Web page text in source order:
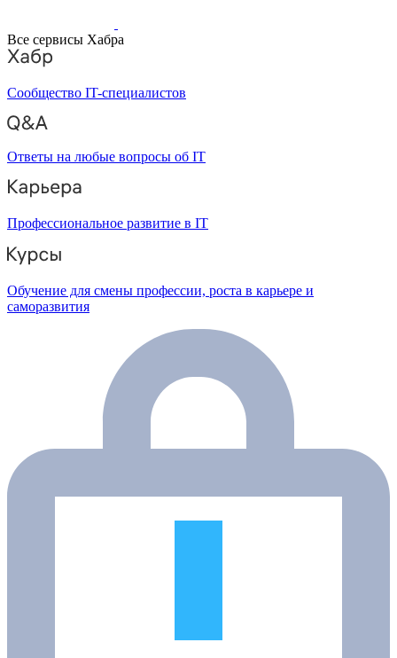
Все сервисы Хабра
Сообщество IT-специалистов
Ответы на любые вопросы об IT
Профессиональное развитие в IT
Обучение для смены профессии, роста в карьере и
саморазвития